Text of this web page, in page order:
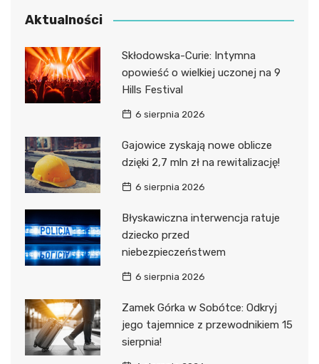
Aktualności
Skłodowska-Curie: Intymna
opowieść o wielkiej uczonej na 9
Hills Festival
6 sierpnia 2026
Gajowice zyskają nowe oblicze
dzięki 2,7 mln zł na rewitalizację!
6 sierpnia 2026
Błyskawiczna interwencja ratuje
dziecko przed
niebezpieczeństwem
6 sierpnia 2026
Zamek Górka w Sobótce: Odkryj
jego tajemnice z przewodnikiem 15
sierpnia!